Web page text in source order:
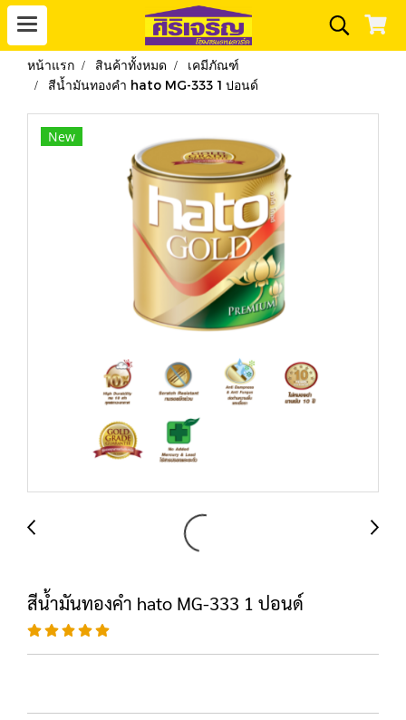
หน้าแรก สินค้าทั้งหมด
เคมีภัณฑ์
สีน้ำมันทองคำ hato MG-333 1 ปอนด์
New
สีน้ำมันทองคำ hato MG-333 1 ปอนด์